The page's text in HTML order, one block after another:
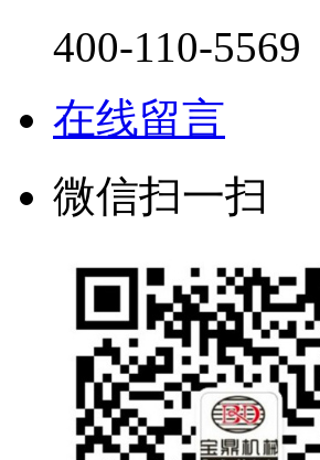
400-110-5569
在线留言
微信扫一扫